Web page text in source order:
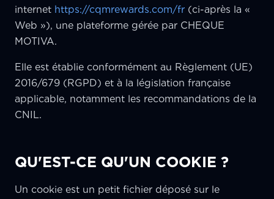
internet https://cqmrewards.com/fr (ci-après la «
Web »), une plateforme gérée par CHEQUE
MOTIVA.
Elle est établie conformément au Règlement (UE)
2016/679 (RGPD) et à la législation française
applicable, notamment les recommandations de la
CNIL.
QU'EST-CE QU'UN COOKIE ?
Un cookie est un petit fichier déposé sur le